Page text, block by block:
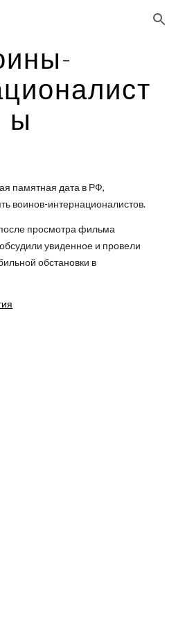
Skip to navigation
ы
памятная дата в РФ,
воинов-интернационалистов.
просмотра фильма
увиденное и провели
обстановки в